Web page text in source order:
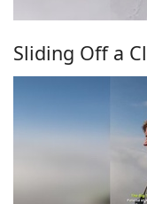
Sliding Off a